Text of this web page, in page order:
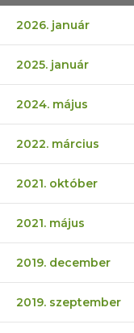
2026. január
2025. január
2024. május
2022. március
2021. október
2021. május
2019. december
2019. szeptember